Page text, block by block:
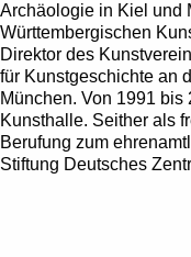
Archäologie in Kiel und
Württembergischen
Direktor des
für Kunstgeschichte an
München. Von 1991
Kunsthalle. Seither als
Berufung zum
Stiftung Deutsches